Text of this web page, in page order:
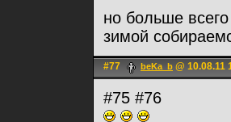
но больше
зимой
#77 beKa_b @ 10.08.11
#75 #76